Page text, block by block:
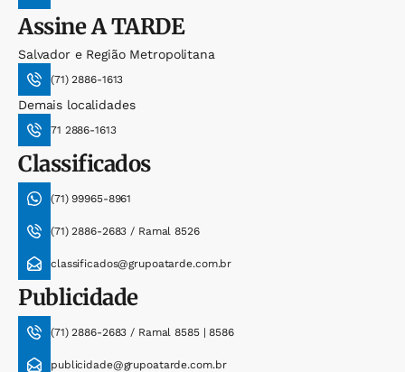
AssineA TARDE
Salvador e Região Metropolitana
(71) 2886-1613
Demais localidades
71 2886-1613
Classificados
(71) 99965-8961
(71) 2886-2683 / Ramal 8526
classificados@grupoatarde.com.br
Publicidade
(71) 2886-2683 / Ramal 8585 | 8586
publicidade@grupoatarde.com.br